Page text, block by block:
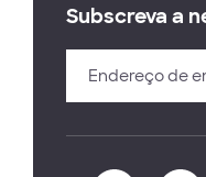
Subscreva a